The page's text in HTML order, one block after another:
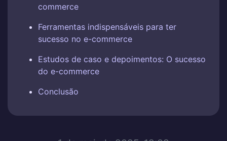
commerce
Ferramentas indispensáveis para ter
sucesso no e-commerce
Estudos de caso e depoimentos: O sucesso
do e-commerce
Conclusão